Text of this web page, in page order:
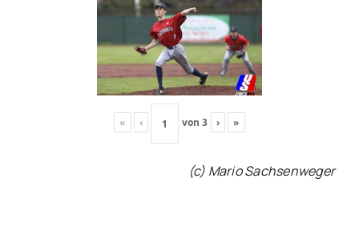
« ‹ von3 › »
(c) Mario Sachsenweger